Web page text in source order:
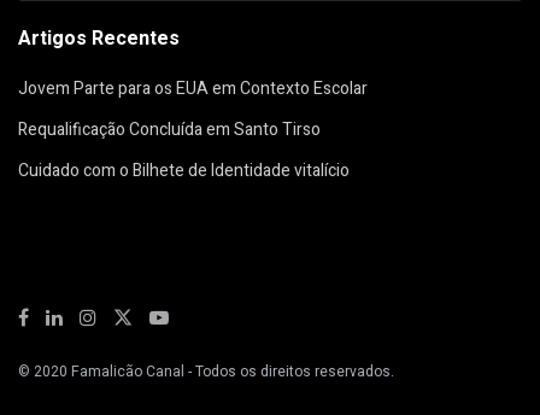
Artigos Recentes
Jovem Parte para os EUA em Contexto Escolar
Requalificação Concluída em Santo Tirso
Cuidado com o Bilhete de Identidade vitalício
© 2020 Famalicão Canal - Todos os direitos reservados.